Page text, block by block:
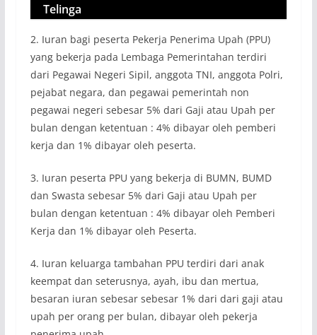
Telinga
2. Iuran bagi peserta Pekerja Penerima Upah (PPU)
yang bekerja pada Lembaga Pemerintahan terdiri
dari Pegawai Negeri Sipil, anggota TNI, anggota Polri,
pejabat negara, dan pegawai pemerintah non
pegawai negeri sebesar 5% dari Gaji atau Upah per
bulan dengan ketentuan : 4% dibayar oleh pemberi
kerja dan 1% dibayar oleh peserta.
3. Iuran peserta PPU yang bekerja di BUMN, BUMD
dan Swasta sebesar 5% dari Gaji atau Upah per
bulan dengan ketentuan : 4% dibayar oleh Pemberi
Kerja dan 1% dibayar oleh Peserta.
4. Iuran keluarga tambahan PPU terdiri dari anak
keempat dan seterusnya, ayah, ibu dan mertua,
besaran iuran sebesar sebesar 1% dari dari gaji atau
upah per orang per bulan, dibayar oleh pekerja